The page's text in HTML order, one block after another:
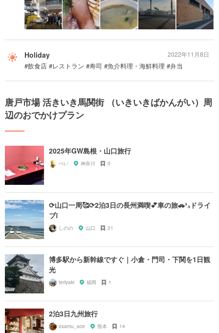
Holiday
#飲食店 #レストラン #寿司 #魚介料理・海鮮料理 #弁当
2022年11月8日
唐戸市場 活きいき馬関街 （いきいきばかんがい）周
辺のおでかけプラン
2025年GW島根・山口旅行
ぺい 神奈川 0
⟳山口一周🥰⟳2泊3日の長州満喫💕車の旅🚗³₃ドライ
ブ❕
しのの 山口 21
博多駅から新幹線ですぐ｜小倉・門司・下関を1日観
光
teriyaki 福岡 1
2泊3日九州旅行
osamu_ace 熊本 14